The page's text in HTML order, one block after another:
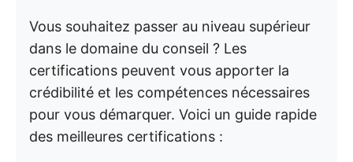
Vous souhaitez passer au niveau supérieur
dans le domaine du conseil ? Les
certifications peuvent vous apporter la
crédibilité et les compétences nécessaires
pour vous démarquer. Voici un guide rapide
des meilleures certifications :